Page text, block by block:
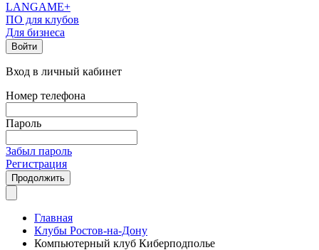
LANGAME+
ПО для клубов
Для бизнеса
Войти
Вход в личный кабинет
Номер телефона
Пароль
Забыл пароль
Регистрация
Продолжить
Главная
Клубы Ростов-на-Дону
Компьютерный клуб Киберподполье